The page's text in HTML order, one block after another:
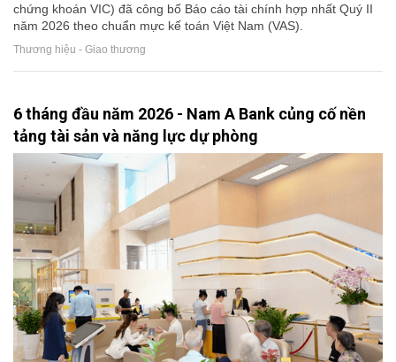
chứng khoán VIC) đã công bố Báo cáo tài chính hợp nhất Quý II
năm 2026 theo chuẩn mực kế toán Việt Nam (VAS).
Thương hiệu - Giao thương
6 tháng đầu năm 2026 - Nam A Bank củng cố nền
tảng tài sản và năng lực dự phòng